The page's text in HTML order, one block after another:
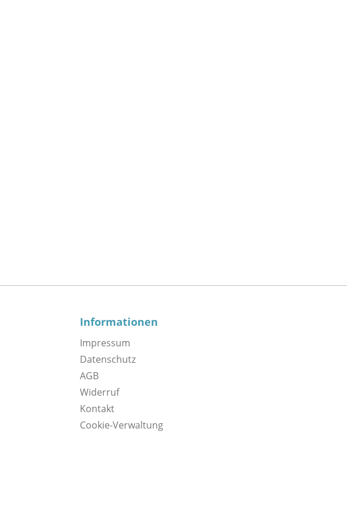
Informationen
Impressum
Datenschutz
AGB
Widerruf
Kontakt
Cookie-Verwaltung